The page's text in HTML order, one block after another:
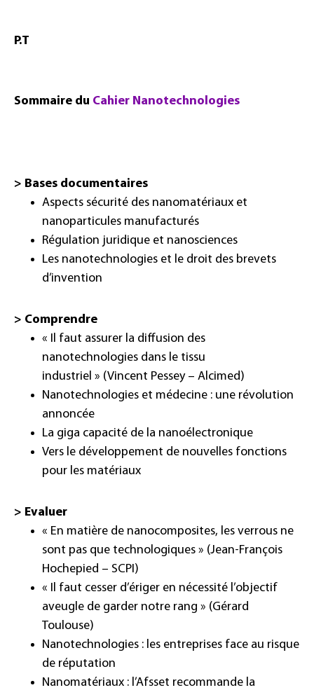
P.T
Sommaire du Cahier Nanotechnologies
> Bases documentaires
Aspects sécurité des nanomatériaux et
nanoparticules manufacturés
Régulation juridique et nanosciences
Les nanotechnologies et le droit des brevets
d’invention
> Comprendre
« Il faut assurer la diffusion des
nanotechnologies dans le tissu
industriel » (Vincent Pessey – Alcimed)
Nanotechnologies et médecine : une révolution
annoncée
La giga capacité de la nanoélectronique
Vers le développement de nouvelles fonctions
pour les matériaux
> Evaluer
« En matière de nanocomposites, les verrous ne
sont pas que technologiques » (Jean-François
Hochepied – SCPI)
« Il faut cesser d’ériger en nécessité l’objectif
aveugle de garder notre rang » (Gérard
Toulouse)
Nanotechnologies : les entreprises face au risque
de réputation
Nanomatériaux : l’Afsset recommande la